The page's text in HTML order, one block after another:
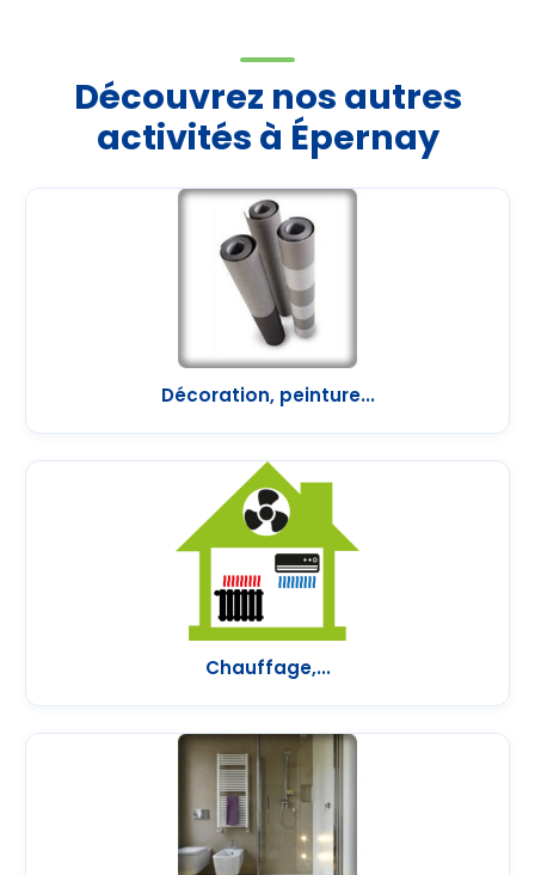
Découvrez nos autres
activités à Épernay
Décoration, peinture...
Chauffage,...